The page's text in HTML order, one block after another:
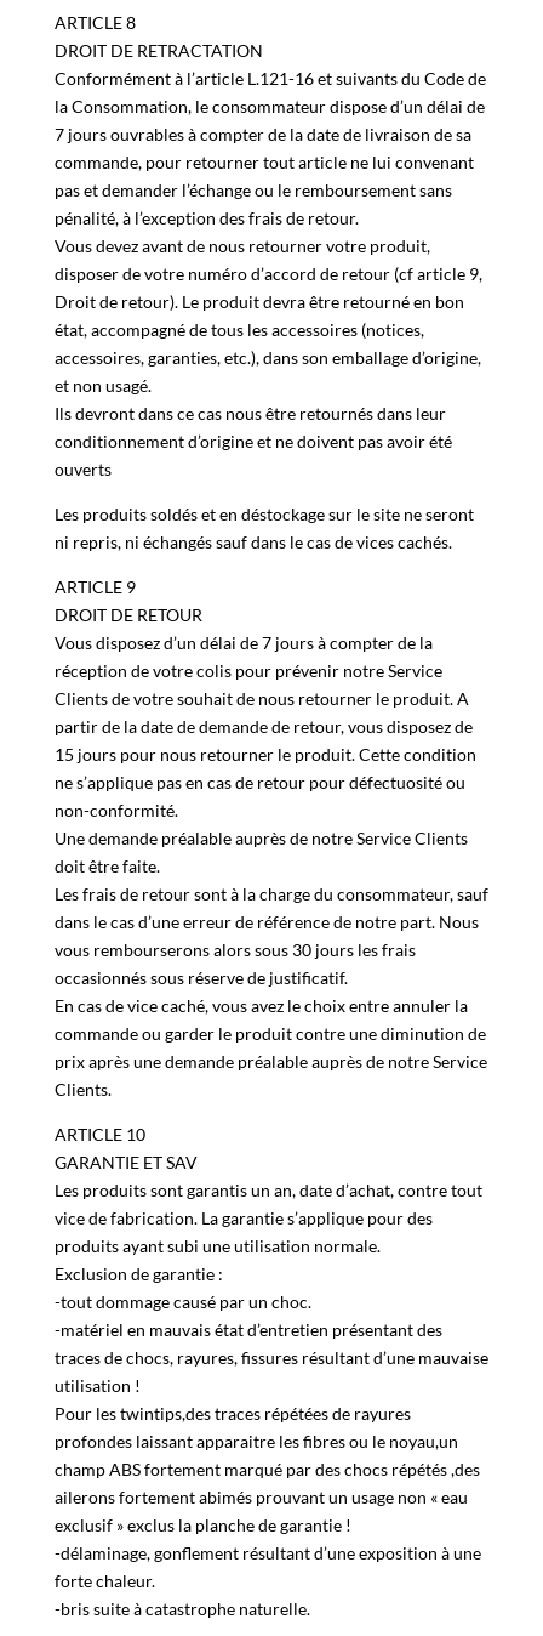
ARTICLE 8
DROIT DE RETRACTATION
Conformément à l’article L.121-16 et suivants du Code de
la Consommation, le consommateur dispose d’un délai de
7 jours ouvrables à compter de la date de livraison de sa
commande, pour retourner tout article ne lui convenant
pas et demander l’échange ou le remboursement sans
pénalité, à l’exception des frais de retour.
Vous devez avant de nous retourner votre produit,
disposer de votre numéro d’accord de retour (cf article 9,
Droit de retour). Le produit devra être retourné en bon
état, accompagné de tous les accessoires (notices,
accessoires, garanties, etc.), dans son emballage d’origine,
et non usagé.
Ils devront dans ce cas nous être retournés dans leur
conditionnement d’origine et ne doivent pas avoir été
Les produits soldés et en déstockage sur le site ne seront
ARTICLE 9
DROIT DE RETOUR
Vous disposez d’un délai de 7 jours à compter de la
réception de votre colis pour prévenir notre Service
Clients de votre souhait de nous retourner le produit. A
partir de la date de demande de retour, vous disposez de
15 jours pour nous retourner le produit. Cette condition
ne s’applique pas en cas de retour pour défectuosité ou
non-conformité.
Une demande préalable auprès de notre Service Clients
doit être faite.
Les frais de retour sont à la charge du consommateur, sauf
dans le cas d’une erreur de référence de notre part. Nous
vous rembourserons alors sous 30 jours les frais
occasionnés sous réserve de justificatif.
En cas de vice caché, vous avez le choix entre annuler la
commande ou garder le produit contre une diminution de
prix après une demande préalable auprès de notre Service
ARTICLE 10
GARANTIE ET SAV
Les produits sont garantis un an, date d’achat, contre tout
vice de fabrication. La garantie s’applique pour des
produits ayant subi une utilisation normale.
Exclusion de garantie :
-tout dommage causé par un choc.
-matériel en mauvais état d’entretien présentant des
traces de chocs, rayures, fissures résultant d’une mauvaise
utilisation !
Pour les twintips,des traces répétées de rayures
profondes laissant apparaitre les fibres ou le noyau,un
champ ABS fortement marqué par des chocs répétés ,des
ailerons fortement abimés prouvant un usage non « eau
exclusif » exclus la planche de garantie !
-délaminage, gonflement résultant d’une exposition à une
forte chaleur.